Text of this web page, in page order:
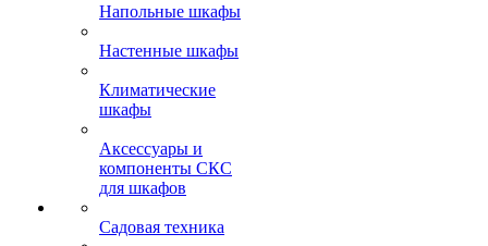
Напольные шкафы
Настенные шкафы
Климатические
шкафы
Аксессуары и
компоненты СКС
для шкафов
Садовая техника